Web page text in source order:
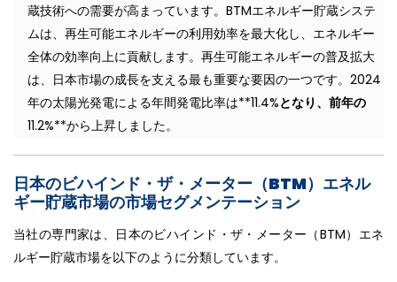
蔵技術への需要が高まっています。BTMエネルギー貯蔵システ
ムは、再生可能エネルギーの利用効率を最大化し、エネルギー
全体の効率向上に貢献します。再生可能エネルギーの普及拡大
は、日本市場の成長を支える最も重要な要因の一つです。2024
年の太陽光発電による年間発電比率は**11.4%となり、前年の
11.2%**から上昇しました。
日本のビハインド・ザ・メーター（BTM）エネル
ギー貯蔵市場の市場セグメンテーション
当社の専門家は、日本のビハインド・ザ・メーター（BTM）エネ
ルギー貯蔵市場を以下のように分類しています。